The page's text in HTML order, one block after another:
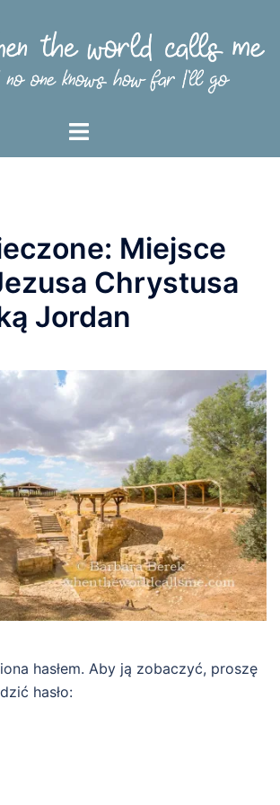
Menu
Miejsce
Chrystusa
Jordan
hasłem. Aby ją zobaczyć, proszę
hasło: